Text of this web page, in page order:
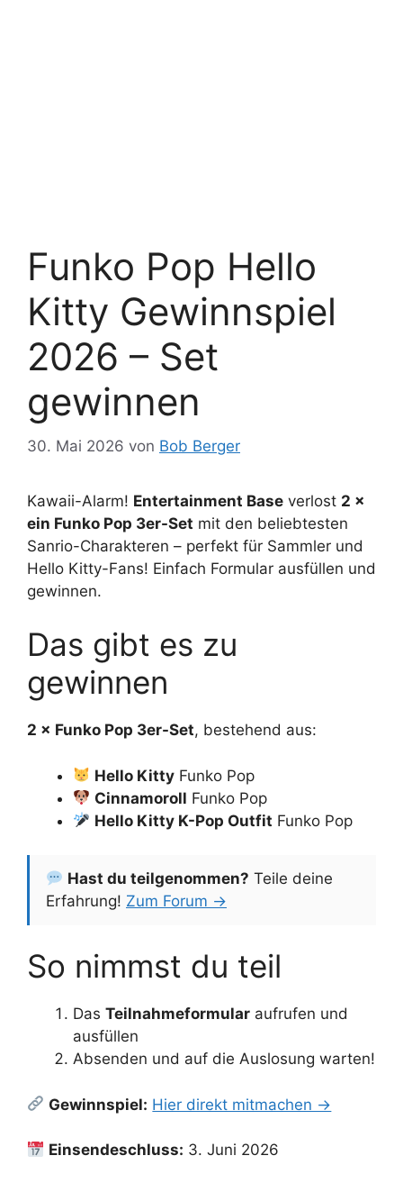
Funko Pop Hello
Kitty Gewinnspiel
2026 – Set
gewinnen
30. Mai 2026 von Bob Berger
Kawaii-Alarm! Entertainment Base verlost 2 ×
ein Funko Pop 3er-Set mit den beliebtesten
Sanrio-Charakteren – perfekt für Sammler und
Hello Kitty-Fans! Einfach Formular ausfüllen und
gewinnen.
Das gibt es zu
gewinnen
2 × Funko Pop 3er-Set, bestehend aus:
Hello Kitty Funko Pop
Cinnamoroll Funko Pop
Hello Kitty K-Pop Outfit Funko Pop
Hast du teilgenommen? Teile deine
Erfahrung! Zum Forum →
So nimmst du teil
Das Teilnahmeformular aufrufen und
ausfüllen
Absenden und auf die Auslosung warten!
Gewinnspiel: Hier direkt mitmachen →
Einsendeschluss: 3. Juni 2026